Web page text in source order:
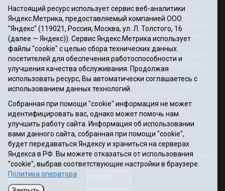
Rayon72@yandex.ru
Регистрационный номер СМИ Эл № ФС77-67956 от
06.12.2016г., выдано Федеральной службой по надзору в
сфере связи, информационных технологий и массовых
коммуникаций (Роскомнадзор)
Учредитель: Автономная некоммерческая организация
«Информационно-издательский центр «Красное знамя».
Главный редактор Некрасова Т. В.
Почтовый адрес: 625031 г.Тюмень. ул. Шишкова, 6
Электронная почта объединенной редакции:
krasnoeznam@rambler.ru
Телефоны 8 (3452) 34-80-60, 69-56-73, 69-56-47
Политика оператора
Информация об учреждении
Публичная оферта
При использовании материалов ссылка на сайт обязательна.
12+
Настоящий ресурс использует сервис веб-аналитики
Яндекс.Метрика, предоставляемый компанией ООО
"Яндекс" (119021, Россия, Москва, ул. Л. Толстого, 16
(далее — Яндекс)). Сервис Яндекс.Метрика использует
файлы "cookie" с целью сбора технических данных
посетителей для обеспечения работоспособности и
улучшения качества обслуживания. Продолжая
использовать ресурс, Вы автоматически соглашаетесь с
использованием данных технологий.
Собранная при помощи "cookie" информация не может
идентифицировать вас, однако может помочь нам
улучшить работу сайта. Информация об использовании
вами данного сайта, собранная при помощи "cookie",
будет передаваться Яндексу и храниться на серверах
Яндекса в РФ. Вы можете отказаться от использования
"cookie", выбрав соответствующие настройки в браузере.
Политика оператора